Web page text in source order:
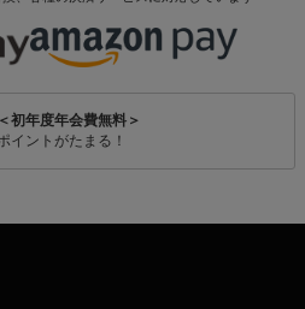
初年度年会費無料＞
イントがたまる！